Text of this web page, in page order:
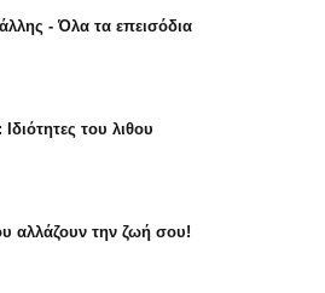
- Όλα τα επεισόδια
του λιθου
αλλάζουν την ζωή σου!